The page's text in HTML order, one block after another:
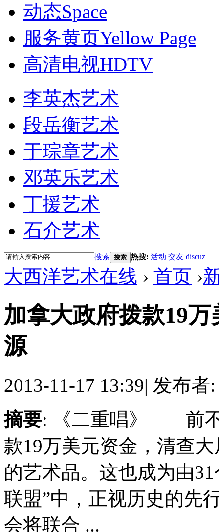
动态Space
服务黄页Yellow Page
高清电视HDTV
李英杰艺术
段岳衡艺术
于琮章艺术
邓英乐艺术
丁援艺术
石介艺术
搜索 搜索 热搜: 活动 交友 discuz
大西洋艺术在线 › 首页 ›
加拿大政府拨款19
源
2013-11-17 13:39| 发布者
摘要: 《二重唱》 前不
款19万美元资金，清查
的艺术品。这也成为由
联盟”中，正视历史的先
会将联合 ...